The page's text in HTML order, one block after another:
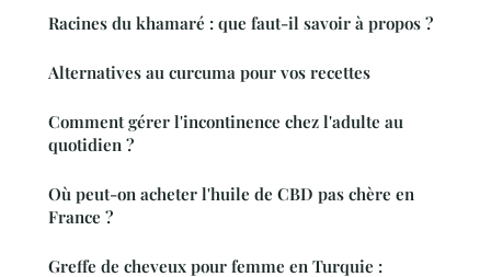
Racines du khamaré : que faut-il savoir à propos ?
Alternatives au curcuma pour vos recettes
Comment gérer l'incontinence chez l'adulte au
quotidien ?
Où peut-on acheter l'huile de CBD pas chère en
France ?
Greffe de cheveux pour femme en Turquie :